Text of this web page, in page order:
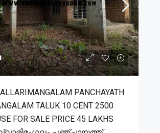
PANCHAYATH
TALUK 10 CENT 2500
FOR SALE PRICE 45 LAKHS